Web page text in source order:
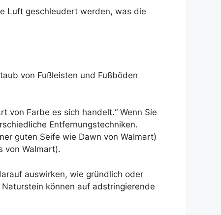
Luft geschleudert werden, was die
von Fußleisten und Fußböden
von Farbe es sich handelt.“ Wenn Sie
Entfernungstechniken.
guten Seife wie Dawn von Walmart)
von Walmart).
auswirken, wie gründlich oder
können auf adstringierende